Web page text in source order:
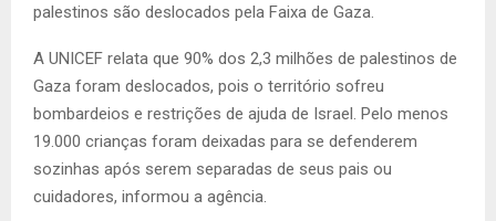
palestinos são deslocados pela Faixa de Gaza.
A UNICEF relata que 90% dos 2,3 milhões de palestinos de
Gaza foram deslocados, pois o território sofreu
bombardeios e restrições de ajuda de Israel. Pelo menos
19.000 crianças foram deixadas para se defenderem
sozinhas após serem separadas de seus pais ou
cuidadores, informou a agência.